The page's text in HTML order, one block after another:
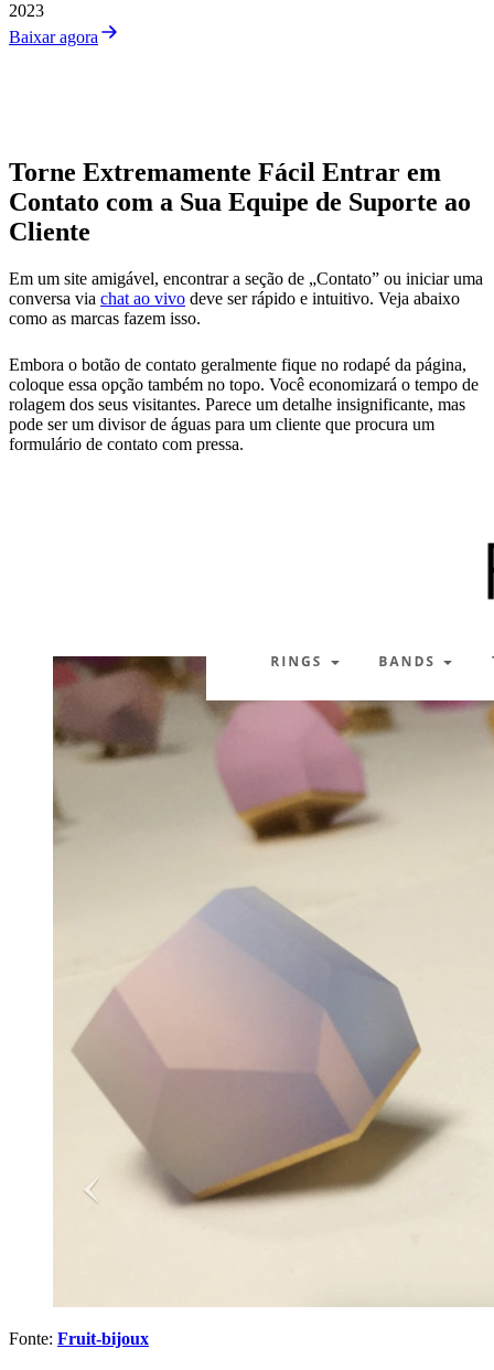
2023
Baixar agora
Torne Extremamente Fácil Entrar em
Contato com a Sua Equipe de Suporte ao
Cliente
Em um site amigável, encontrar a seção de „Contato” ou iniciar uma
conversa via chat ao vivo deve ser rápido e intuitivo. Veja abaixo
como as marcas fazem isso.
Embora o botão de contato geralmente fique no rodapé da página,
coloque essa opção também no topo. Você economizará o tempo de
rolagem dos seus visitantes. Parece um detalhe insignificante, mas
pode ser um divisor de águas para um cliente que procura um
formulário de contato com pressa.
Fonte: Fruit-bijoux